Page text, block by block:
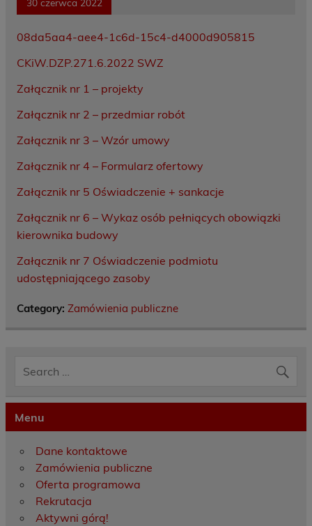
30 czerwca 2022
08da5aa4-aee4-1c6d-15c4-d4000d905815
CKiW.DZP.271.6.2022 SWZ
Załącznik nr 1 – projekty
Załącznik nr 2 – przedmiar robót
Załącznik nr 3 – Wzór umowy
Załącznik nr 4 – Formularz ofertowy
Załącznik nr 5 Oświadczenie + sankacje
Załącznik nr 6 – Wykaz osób pełniących obowiązki
kierownika budowy
Załącznik nr 7 Oświadczenie podmiotu
udostępniającego zasoby
Category: Zamówienia publiczne
Menu
Dane kontaktowe
Zamówienia publiczne
Oferta programowa
Rekrutacja
Aktywni górą!